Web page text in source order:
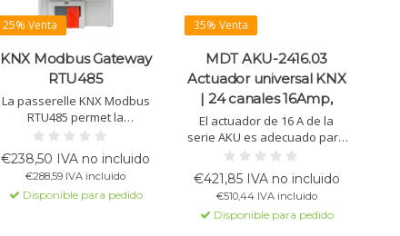
25% Venta
KNX Modbus Gateway
RTU485
La passerelle KNX Modbus
RTU485 permet la
communication
systèmes Modbus et KNX.
Avec jusqu'à 200 canaux
configurables, elle prend en
€238,50 IVA no incluido
€288,59 IVA incluido
Disponible para pedido
35% Venta
MDT AKU-2416.03
Actuador universal KNX
| 24 canales 16Amp,
El actuador de 16 A de la
serie AKU es adecuado para
la conmutación, control de
Ofrece sombreado autom.,
ctrl. PWM y ventilación.
Disponible en 4, 6, 8, 16 y 24
€421,85 IVA no incluido
€510,44 IVA incluido
Disponible para pedido